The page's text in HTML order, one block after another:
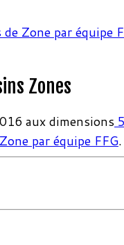
de Zone par équipe
Zones
aux dimensions
par équipe FFG.